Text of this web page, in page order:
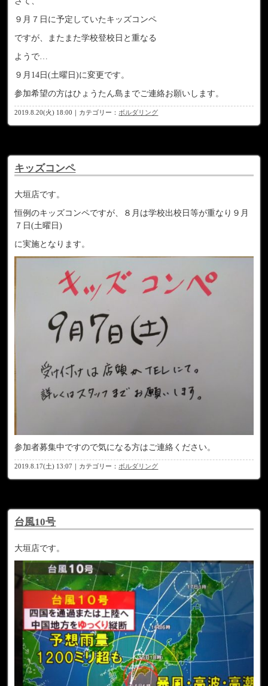
９月７日に予定していたキッズコンペ
ですが、またまた学校登校日と重なる
ようで…
９月14日(土曜日)に変更です。
参加希望の方はひょうたん島までご連絡お願いします。
2019.8.20(火) 18:00｜カテゴリー： ボルダリング
キッズコンペ
大垣店です。
恒例のキッズコンペですが、８月は学校出校日等が重なり９月
７日(土曜日)
に実施となります。
参加者募集中ですので気になる方はご連絡ください。
2019.8.17(土) 13:07｜カテゴリー：ボルダリング
台風10号
大垣店です。